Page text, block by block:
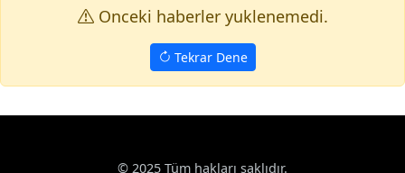
Onceki haberler yuklenemedi.
Tekrar Dene
© 2025 Tüm hakları saklıdır.